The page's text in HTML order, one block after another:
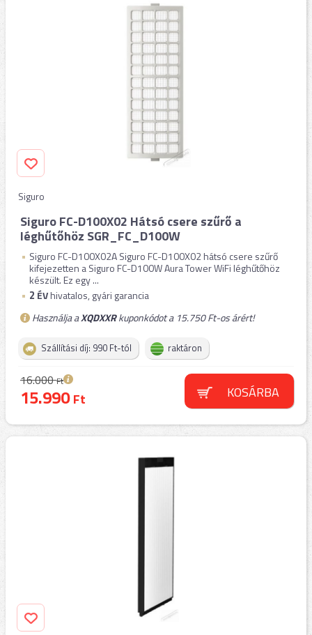
Siguro
Siguro FC-D100X02 Hátsó csere szűrő a
léghűtőhöz SGR_FC_D100W
Siguro FC-D100X02A Siguro FC-D100X02 hátsó csere szűrő
kifejezetten a Siguro FC-D100W Aura Tower WiFi léghűtőhöz
készült. Ez egy ...
2 ÉVhivatalos, gyári garancia
Használja aXQDXXRkuponkódot a 15.750 Ft-os árért!
Szállítási díj: 990 Ft-tól raktáron
16.000Ft
15.990Ft KOSÁRBA